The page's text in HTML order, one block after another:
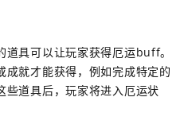
具可以让玩家获得厄运buff。
成就才能获得，例如完成特定的
些道具后，玩家将进入厄运状